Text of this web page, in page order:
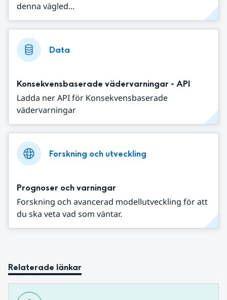
denna vägled...
Data
Konsekvensbaserade vädervarningar - API
Ladda ner API för Konsekvensbaserade
vädervarningar
Forskning och utveckling
Prognoser och varningar
Forskning och avancerad modellutveckling för att
du ska veta vad som väntar.
Relaterade länkar